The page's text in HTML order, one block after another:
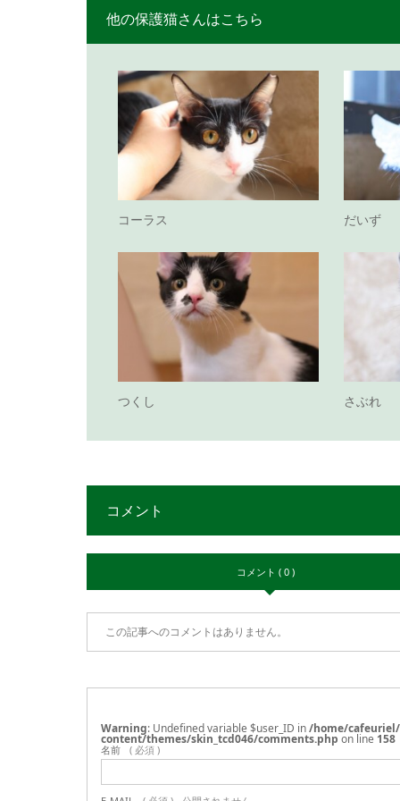
他の保護猫さんはこちら
コーラス だいず
つくし さぶれ
コメント
コメント ( 0 )
この記事へのコメントはありません。
Warning : Undefined variable $user_ID in/home/
content/themes/skin_tcd046/comments.php on line 158
名前 ( 必須 )